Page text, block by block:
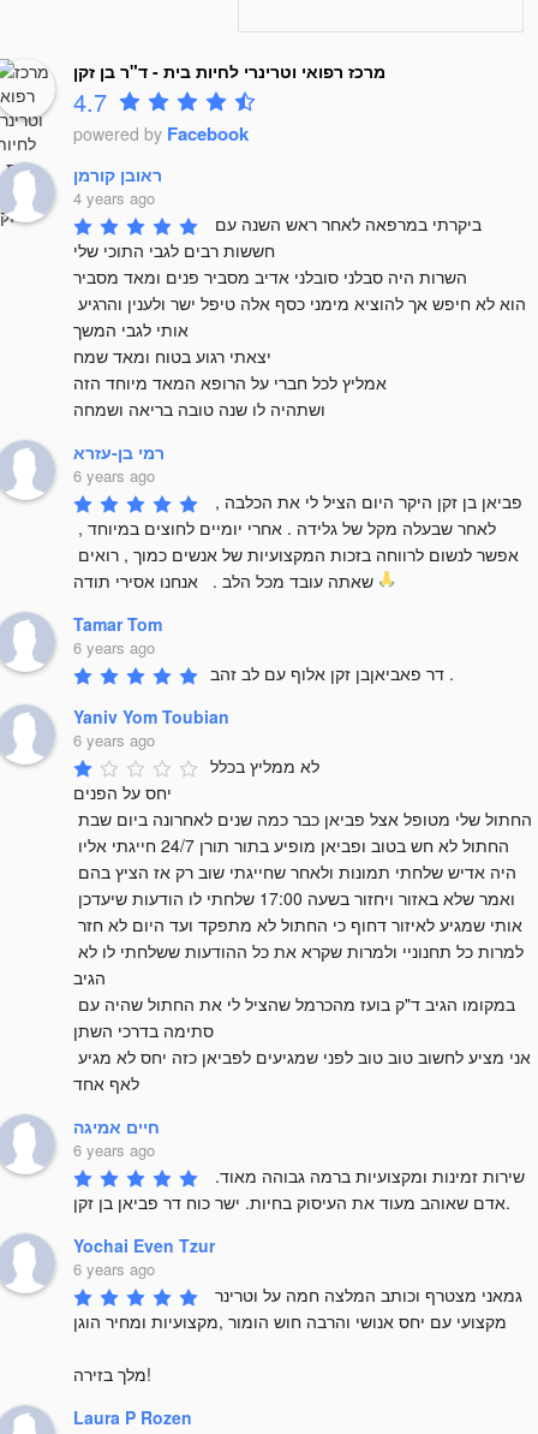
מרכז רפואי וטרינרי לחיות בית - ד"ר בן זקן
4.7
powered by Facebook
ראובן קורמן
4 years ago
חששות רבים לגבי התוכי שלי
השרות היה סבלני סובלני אדיב מסביר פנים ומאד מסביר
אותי לגבי המשך
יצאתי רגוע בטוח ומאד שמח
אמליץ לכל חברי על הרופא המאד מיוחד הזה
ושתהיה לו שנה טובה בריאה ושמחה
רמי בן-עזרא
6 years ago
Tamar Tom
6 years ago
דר פאביאןבן זקן אלוף עם לב זהב .
Yaniv Yom Toubian
6 years ago
לא ממליץ בכלל
יחס על הפנים
הגיב
סתימה בדרכי השתן
לאף אחד
חיים אמיגה
6 years ago
אדם שאוהב מעוד את העיסוק בחיות. ישר כוח דר פביאן בן זקן.
Yochai Even Tzur
6 years ago
מקצועי עם יחס אנושי והרבה חוש הומור ,מקצועיות ומחיר הוגן
מלך בזירה!
Laura P Rozen